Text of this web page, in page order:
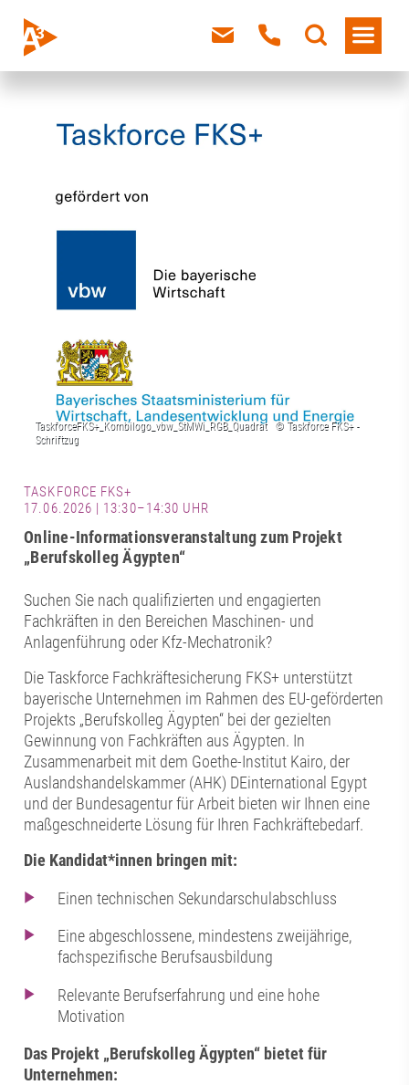
TASKFORCE FKS+
17.06.2026 | 13:30–14:30 UHR
Online-Informationsveranstaltung zum Projekt
„Berufskolleg Ägypten“
Suchen Sie nach qualifizierten und engagierten
Fachkräften in den Bereichen Maschinen- und
Anlagenführung oder Kfz-Mechatronik?
Die Taskforce Fachkräftesicherung FKS+ unterstützt
bayerische Unternehmen im Rahmen des EU-geförderten
Projekts „Berufskolleg Ägypten“ bei der gezielten
Gewinnung von Fachkräften aus Ägypten. In
Zusammenarbeit mit dem Goethe-Institut Kairo, der
Auslandshandelskammer (AHK) DEinternational Egypt
und der Bundesagentur für Arbeit bieten wir Ihnen eine
maßgeschneiderte Lösung für Ihren Fachkräftebedarf.
Die Kandidat*innen bringen mit:
Einen technischen Sekundarschulabschluss
Eine abgeschlossene, mindestens zweijährige,
fachspezifische Berufsausbildung
Relevante Berufserfahrung und eine hohe
Motivation
Das Projekt „Berufskolleg Ägypten“ bietet für
Unternehmen: